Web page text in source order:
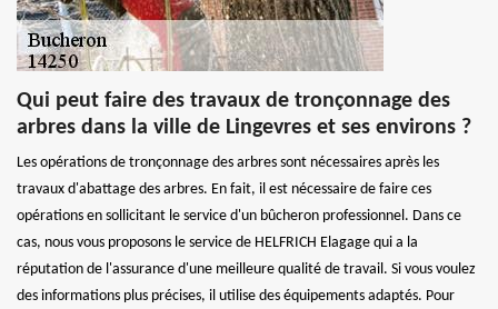
Qui peut faire des travaux de tronçonnage des
arbres dans la ville de Lingevres et ses environs ?
Les opérations de tronçonnage des arbres sont nécessaires après les
travaux d'abattage des arbres. En fait, il est nécessaire de faire ces
opérations en sollicitant le service d'un bûcheron professionnel. Dans ce
cas, nous vous proposons le service de HELFRICH Elagage qui a la
réputation de l'assurance d'une meilleure qualité de travail. Si vous voulez
des informations plus précises, il utilise des équipements adaptés. Pour